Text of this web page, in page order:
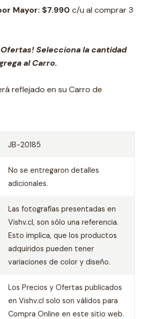
Mayor: $7.990 c/u al comprar 3
Selecciona la cantidad
al Carro.
reflejado en su Carro de
JB-20185
No se entregaron detalles
adicionales.
Las fotografías presentadas en
Vishv.cl, son sólo una referencia.
Esto implica, que los productos
adquiridos pueden tener
variaciones de color y diseño.
Los Precios y Ofertas publicados
en Vishv.cl solo son válidos para
Compra Online en este sitio web.